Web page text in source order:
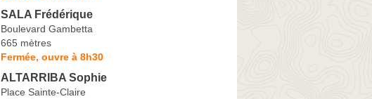
SALA Frédérique
Boulevard Gambetta
665 mètres
Fermée, ouvre à 8h30
ALTARRIBA Sophie
Place Sainte-Claire